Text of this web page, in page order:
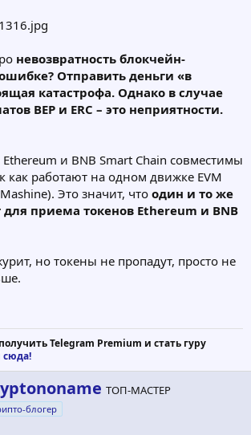
невозвратность блокчейн-
Отправить деньги «в
катастрофа. Однако в случае
BEP и ERC – это неприятности.
и BNB Smart Chain совместимы
как работают на одном движке EVM
Это значит, что один и то же
для приема токенов Ethereum и BNB
но токены не пропадут, просто не
Telegram Premium и стать гуру
сюда!
ТОП-МАСТЕР
блогер